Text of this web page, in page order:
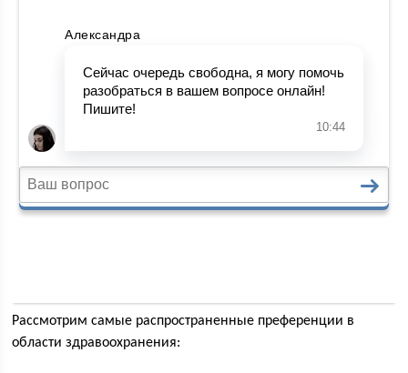
Рассмотрим самые распространенные преференции в
области здравоохранения: